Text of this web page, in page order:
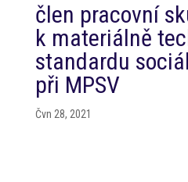
člen pracovní
k materiálně
standardu
při MPSV
Čvn 28, 2021